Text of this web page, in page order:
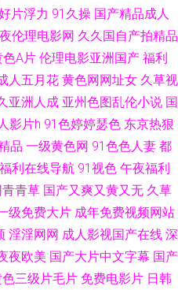
人 AV网站免费在线观看 自拍成人在
区 波多野洁衣家庭教师 中文字幕无
五月婷婷 国产精品久久亚 91不用下
免费蜜桃 国产综合日韩 91社在线看
国产一区第十页 91蝌蚪色情 色色网
基地 九一社干逼 91蜜臀精品视频 无
片浮力 91久操 国产精品成人
伦理电影网 久久国自产拍精品
色A片 伦理电影亚洲国产 福利
人五月花 黄色网网址女 久草视
亚洲人成 亚州色图乱伦小说 国
影片h 91色婷婷瑟色 东京热狠
品 一级黄色网 91色色人妻 都
利在线导航 91视色 午夜福利
青草 国产又爽又黄又无 久草
级免费大片 成年免费视频网站
淫淫网网 成人影视国产在线 深
夜欧美 国产大片中文字幕 国产
三级片毛片 免费电影片 日韩